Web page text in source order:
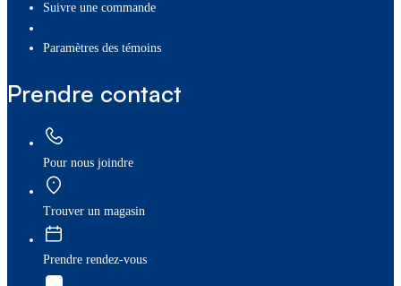
Suivre une commande
paramètres des témoins
Prendre contact
Pour nous joindre
Trouver un magasin
Prendre rendez-vous